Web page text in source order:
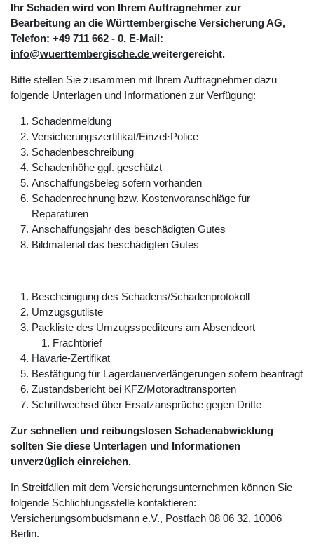
Ihr Schaden wird von Ihrem Auftragnehmer zur
Bearbeitung an die Württembergische Versicherung AG,
Telefon: +49 711 662 - 0, E-Mail:
info@wuerttembergische.de weitergereicht.
Bitte stellen Sie zusammen mit Ihrem Auftragnehmer dazu
folgende Unterlagen und Informationen zur Verfügung:
Schadenmeldung
Versicherungszertifikat/Einzel·Police
Schadenbeschreibung
Schadenhöhe ggf. geschätzt
Anschaffungsbeleg sofern vorhanden
Schadenrechnung bzw. Kostenvoranschläge für
Reparaturen
Anschaffungsjahr des beschädigten Gutes
Bildmaterial das beschädigten Gutes
Bescheinigung des Schadens/Schadenprotokoll
Umzugsgutliste
Packliste des Umzugsspediteurs am Absendeort
Frachtbrief
Havarie-Zertifikat
Bestätigung für Lagerdauerverlängerungen sofern beantragt
Zustandsbericht bei KFZ/Motoradtransporten
Schriftwechsel über Ersatzansprüche gegen Dritte
Zur schnellen und reibungslosen Schadenabwicklung
sollten Sie diese Unterlagen und Informationen
unverzüglich einreichen.
In Streitfällen mit dem Versicherungsunternehmen können Sie
folgende Schlichtungsstelle kontaktieren:
Versicherungsombudsmann e.V., Postfach 08 06 32, 10006
Berlin.